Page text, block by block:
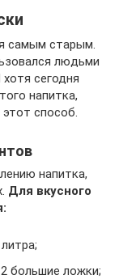
самым старым.
людьми
сегодня
напитка,
способ.
напитка,
Для вкусного
большие ложки;